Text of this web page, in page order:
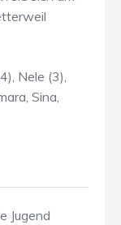
Nele (3),
Sina,
Jugend